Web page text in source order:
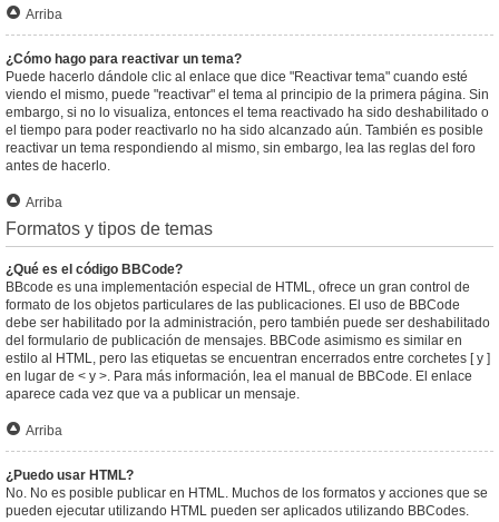
Arriba
¿Cómo hago para reactivar un tema?
Puede hacerlo dándole clic al enlace que dice "Reactivar tema" cuando esté
viendo el mismo, puede "reactivar" el tema al principio de la primera página. Sin
embargo, si no lo visualiza, entonces el tema reactivado ha sido deshabilitado o
el tiempo para poder reactivarlo no ha sido alcanzado aún. También es posible
reactivar un tema respondiendo al mismo, sin embargo, lea las reglas del foro
antes de hacerlo.
Arriba
Formatos y tipos de temas
¿Qué es el código BBCode?
BBcode es una implementación especial de HTML, ofrece un gran control de
formato de los objetos particulares de las publicaciones. El uso de BBCode
debe ser habilitado por la administración, pero también puede ser deshabilitado
del formulario de publicación de mensajes. BBCode asimismo es similar en
estilo al HTML, pero las etiquetas se encuentran encerrados entre corchetes [ y ]
en lugar de < y >. Para más información, lea el manual de BBCode. El enlace
aparece cada vez que va a publicar un mensaje.
Arriba
¿Puedo usar HTML?
No. No es posible publicar en HTML. Muchos de los formatos y acciones que se
pueden ejecutar utilizando HTML pueden ser aplicados utilizando BBCodes.